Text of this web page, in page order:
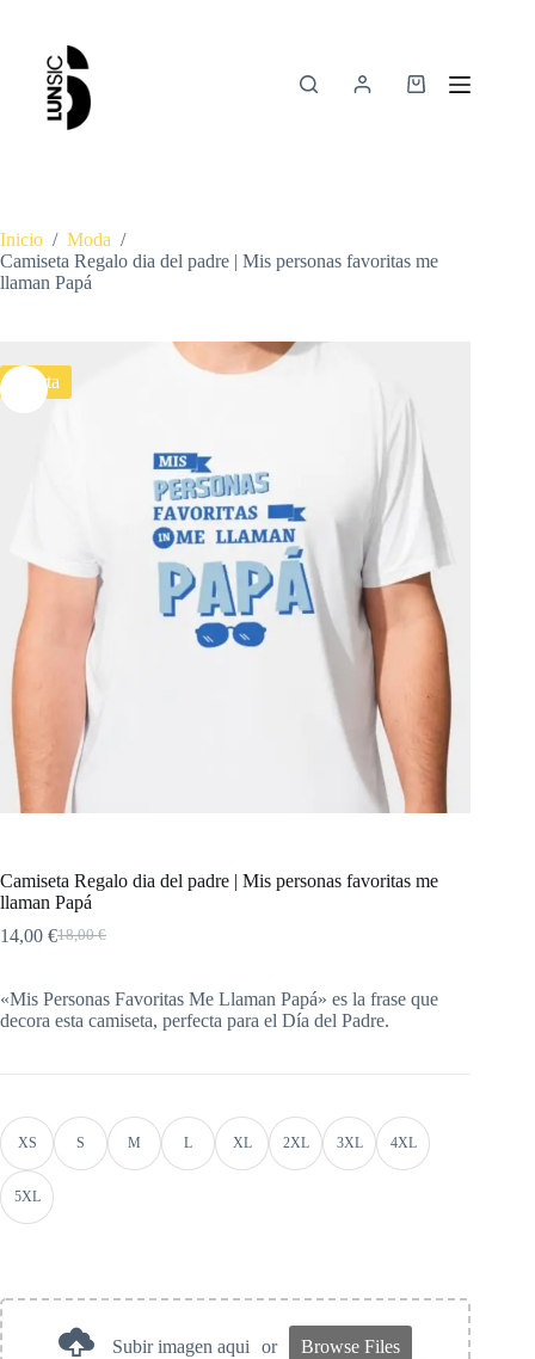
Inicio / Moda /
Camiseta Regalo dia del padre | Mis personas favoritas me
llaman Papá
Oferta
Camiseta Regalo dia del padre | Mis personas favoritas me
llaman Papá
18,00€
14,00 €
«Mis Personas Favoritas Me Llaman Papá» es la frase que
decora esta camiseta, perfecta para el Día del Padre.
XS S M L XL 2XL 3XL 4XL
5XL
Subir imagen aqui or Browse Files